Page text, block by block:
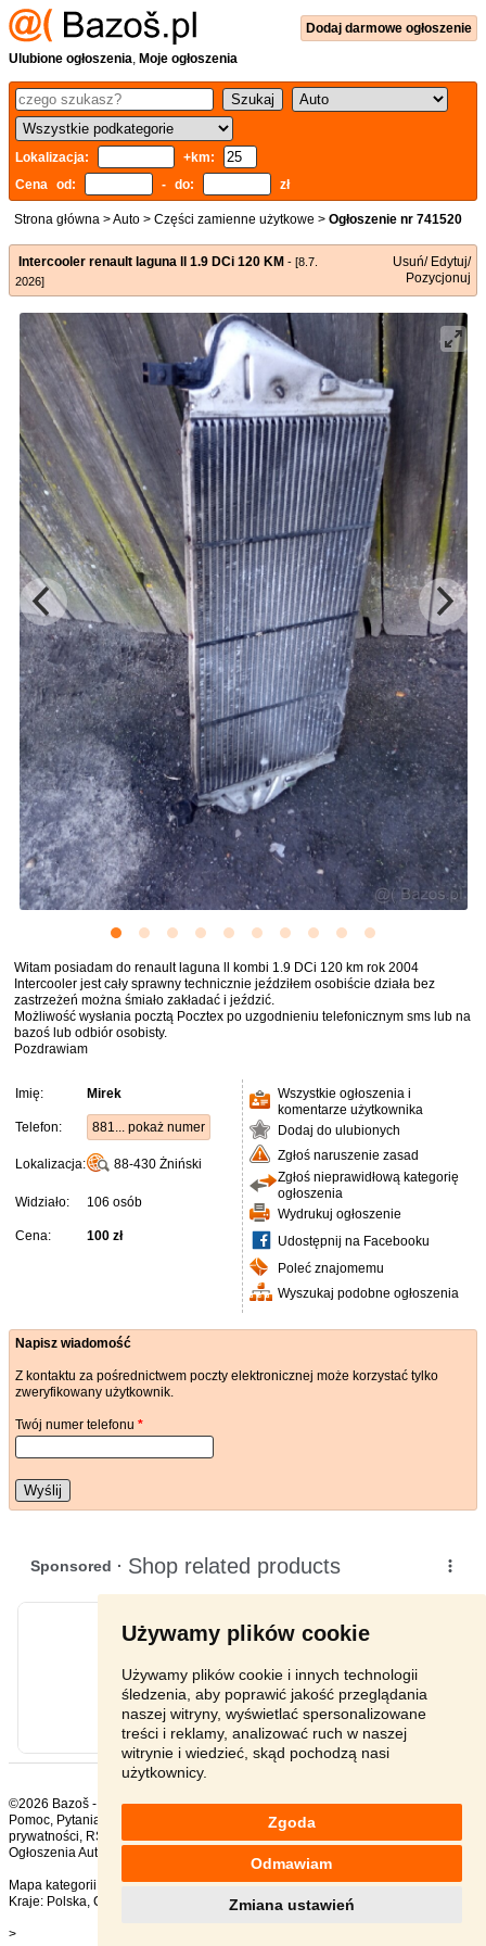
Używamy plików cookie
Używamy plików cookie i innych technologii
śledzenia, aby poprawić jakość przeglądania
naszej witryny, wyświetlać spersonalizowane
treści i reklamy, analizować ruch w naszej
witrynie i wiedzieć, skąd pochodzą nasi
użytkownicy.
Zgoda
Odmawiam
Zmiana ustawień
Dodaj darmowe ogłoszenie
Ulubione ogłoszenia, Moje ogłoszenia
Lokalizacja:
+km:
Cena od:
- do: zł
Strona główna >Auto > Części zamienne użytkowe > Ogłoszenie nr 741520
Intercooler renault laguna ll 1.9 DCi 120 KM - [8.7.
2026]
Usuń/ Edytuj/
Pozycjonuj
Witam posiadam do renault laguna ll kombi 1.9 DCi 120 km rok 2004
Intercooler jest cały sprawny technicznie jeździłem osobiście działa bez
zastrzeżeń można śmiało zakładać i jeździć.
Możliwość wysłania pocztą Pocztex po uzgodnieniu telefonicznym sms lub na
bazoś lub odbiór osobisty.
Pozdrawiam
Imię: Mirek
Telefon: 881... pokaż numer
Lokalizacja: 88-430 Żniński
Widziało: 106 osób
Cena: 100 zł
Wszystkie ogłoszenia i
komentarze użytkownika
Dodaj do ulubionych
Zgłoś naruszenie zasad
Zgłoś nieprawidłową kategorię
ogłoszenia
Wydrukuj ogłoszenie
Udostępnij na Facebooku
Poleć znajomemu
Wyszukaj podobne ogłoszenia
Napisz wiadomość
Z kontaktu za pośrednictwem poczty elektronicznej może korzystać tylko
zweryfikowany użytkownik.
Twój numer telefonu *
Wyślij
©2026 Bazoš -
sprzedam, ogłoszenia Części zamienne użytkowe
Pomoc, Pytania Reklama,Regulamin
prywatności, RSS
Ogłoszenia Auto ogółem:
Mapa kategorii
Popularne wyszukiwania
Kraje: Polska, Czechy Austria
>